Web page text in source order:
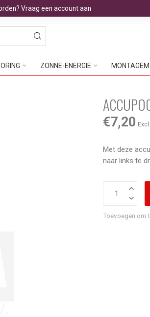
Vraag een account aan
ZONNE-ENERGIE
€7,20
Met deze
naar links te
Toevoegen om